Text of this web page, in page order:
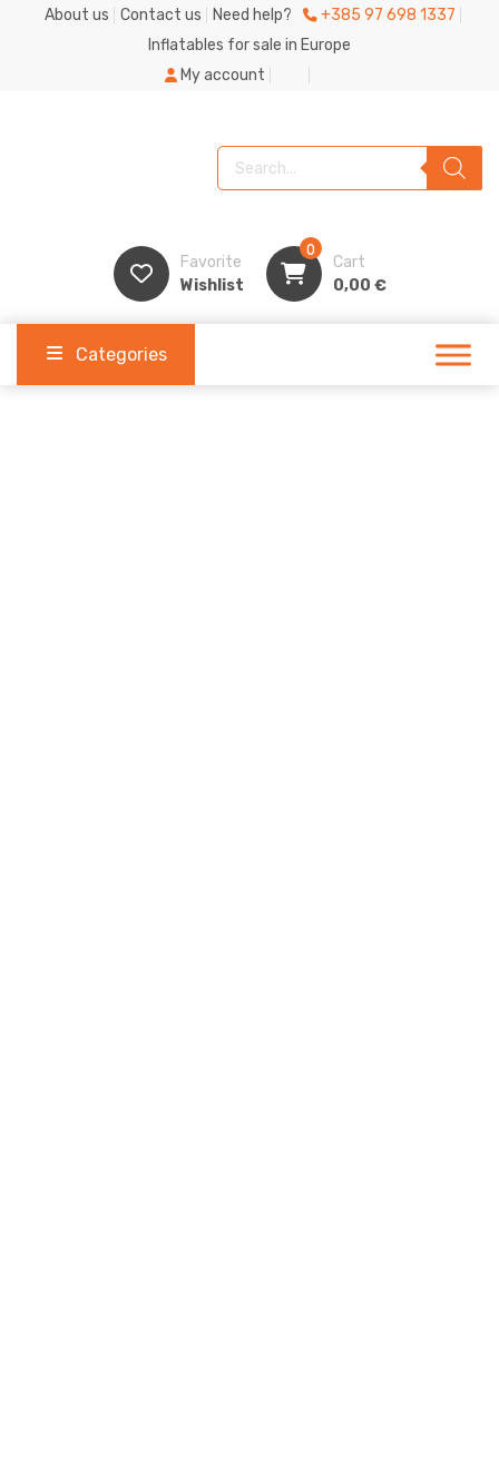
About us Contact us Need help?
+385 97 698 1337
Inflatables for sale in Europe
My account
Products search
Favorite
Wishlist
0
Cart
0,00 €
Categories